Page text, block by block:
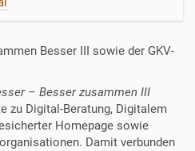
Besser III sowie der GKV-
– Besser zusammen III
zu Digital-Beratung, Digitalem
Homepage sowie
Damit verbunden